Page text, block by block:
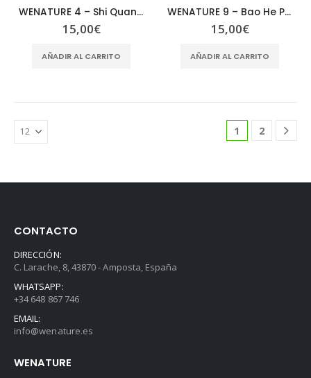
WENATURE 4 – Shi Quan Da Bu Pian
15,00€
AÑADIR AL CARRITO
WENATURE 9 – Bao He Pian
15,00€
AÑADIR AL CARRITO
1 2
CONTACTO
DIRECCIÓN:
C. Larache, 8, 43870 - Amposta, España
WHATSAPP:
+34 648 867 746
EMAIL:
info@wenature.es
WENATURE